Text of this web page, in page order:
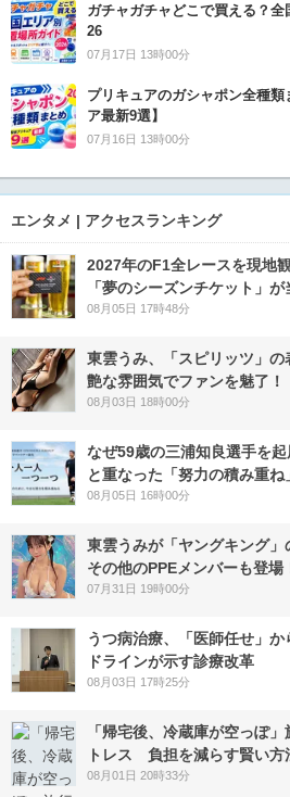
ガチャガチャどこで買える？
26
07月17日 13時00分
プリキュアのガシャポン全種類
ア最新9選】
07月16日 13時00分
エンタメ | アクセスランキング
2027年のF1全レースを現地
「夢のシーズンチケット」が
08月05日 17時48分
東雲うみ、「スピリッツ」
艶な雰囲気でファンを魅了！
08月03日 18時00分
なぜ59歳の三浦知良選手を
と重なった「努力の積み重ね
08月05日 16時00分
東雲うみが「ヤングキング」
その他のPPEメンバーも登場
07月31日 19時00分
うつ病治療、「医師任せ」
ドラインが示す診療改革
08月03日 17時25分
「帰宅後、冷蔵庫が空っぽ
トレス 負担を減らす賢い方
08月01日 20時33分